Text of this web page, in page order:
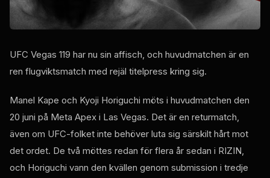
UFC Vegas 119 har nu sin affisch, och huvudmatchen är en
ren flugviktsmatch med rejäl titelpress kring sig.
Manel Kape och Kyoji Horiguchi möts i huvudmatchen den
20 juni på Meta Apex i Las Vegas. Det är en returmatch,
även om UFC-folket inte behöver luta sig särskilt hårt mot
det ordet. De två möttes redan för flera år sedan i RIZIN,
och Horiguchi vann den kvällen genom submission i tredje